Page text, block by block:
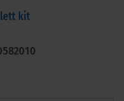
kit